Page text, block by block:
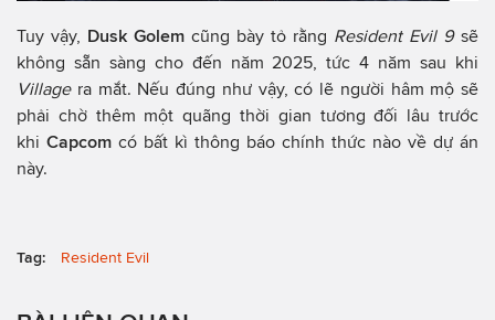
Tuy vậy, Dusk Golem cũng bày tỏ rằng Resident Evil 9 sẽ
không sẵn sàng cho đến năm 2025, tức 4 năm sau khi
Village ra mắt. Nếu đúng như vậy, có lẽ người hâm mộ sẽ
phải chờ thêm một quãng thời gian tương đối lâu trước
khi Capcom có bất kì thông báo chính thức nào về dự án
này.
Tag: Resident Evil